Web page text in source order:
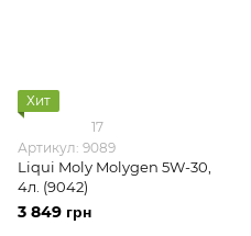
Хит
17
Артикул: 9089
Liqui Moly Molygen 5W-30,
4л. (9042)
3 849 грн